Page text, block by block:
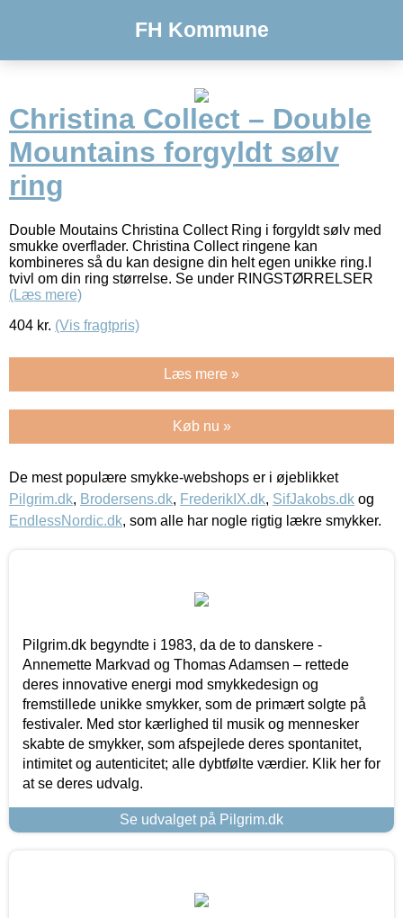
FH Kommune
Christina Collect – Double
Mountains forgyldt sølv
ring
Double Moutains Christina Collect Ring i forgyldt sølv med
smukke overflader. Christina Collect ringene kan
kombineres så du kan designe din helt egen unikke ring.I
tvivl om din ring størrelse. Se under RINGSTØRRELSER
(Læs mere)
404 kr. (Vis fragtpris)
Læs mere »
Køb nu »
De mest populære smykke-webshops er i øjeblikket
Pilgrim.dk, Brodersens.dk, FrederikIX.dk, SifJakobs.dk og
EndlessNordic.dk, som alle har nogle rigtig lækre smykker.
Pilgrim.dk begyndte i 1983, da de to danskere -
Annemette Markvad og Thomas Adamsen – rettede
deres innovative energi mod smykkedesign og
fremstillede unikke smykker, som de primært solgte på
festivaler. Med stor kærlighed til musik og mennesker
skabte de smykker, som afspejlede deres spontanitet,
intimitet og autenticitet; alle dybtfølte værdier. Klik her for
at se deres udvalg.
Se udvalget på Pilgrim.dk